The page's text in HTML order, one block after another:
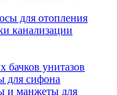
для отопления
канализации
бачков унитазов
для сифона
и манжеты для